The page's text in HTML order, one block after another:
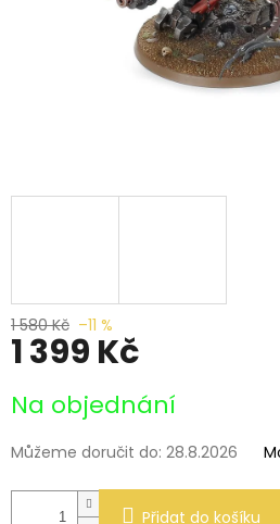
1 580 Kč –11 %
1 399 Kč
cena:
Na objednání
Můžeme doručit do: 28.8.2026
Přidat do košíku